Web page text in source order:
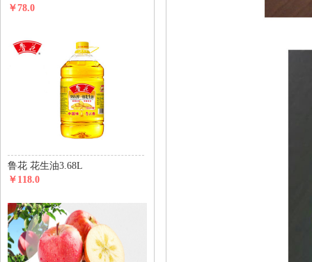
￥78.0
鲁花 花生油3.68L
￥118.0